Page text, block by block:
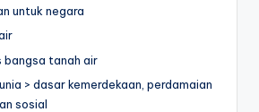
untuk negara
bangsa tanah air
> dasar kemerdekaan, perdamaian
sosial